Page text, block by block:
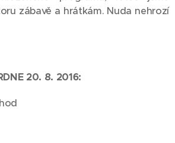
zábavě a hrátkám. Nuda nehrozí
20. 8. 2016: